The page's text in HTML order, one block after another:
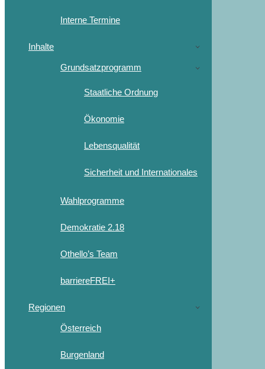
Interne Termine
Inhalte
Grundsatzprogramm
Staatliche Ordnung
Ökonomie
Lebensqualität
Sicherheit und Internationales
Wahlprogramme
Demokratie 2.18
Othello’s Team
barriereFREI+
Regionen
Österreich
Burgenland